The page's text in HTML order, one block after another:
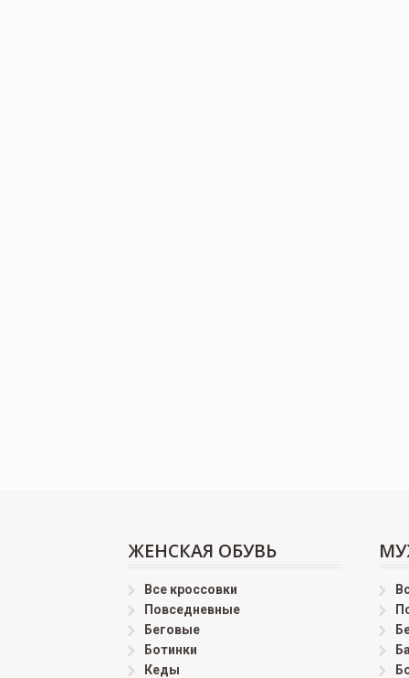
ЖЕНСКАЯ ОБУВЬ
Все кроссовки
Повседневные
Беговые
Ботинки
Кеды